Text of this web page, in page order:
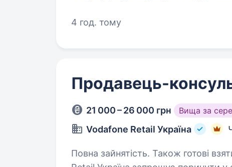
4 год. тому
Продавець-
21 000 – 26 000 грн Вища за
Vodafone Retail Україна
Повна зайнятість. Також готові взяти студента.